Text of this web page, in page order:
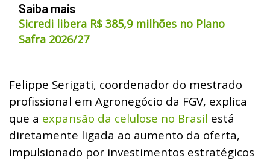
Saiba mais
Sicredi libera R$ 385,9 milhões no Plano
Safra 2026/27
Felippe Serigati, coordenador do mestrado
profissional em Agronegócio da FGV, explica
que a expansão da celulose no Brasil está
diretamente ligada ao aumento da oferta,
impulsionado por investimentos estratégicos